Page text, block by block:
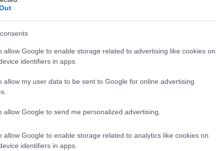
allow Google to enable storage related to advertising like cookies on
identifiers in apps.
allow my user data to be sent to Google for online advertising
allow Google to send me personalized advertising.
allow Google to enable storage related to analytics like cookies on
identifiers in apps.
του CHP Μουράτ Εμίρ αποκάλυψε
περιλαμβάνεται στη λίστα ισοτιμίας του
Εκπαίδευσης (YÖK). Προκάλεσε μάλιστα
επίσημο έγγραφο αναγνώρισης,
Εξωτερικών και το Κέντρο
λόγο για «εκστρατεία λάσπης» από το
μάλιστα έγγραφο του YÖK που,
επιβεβαιώνει τη νομιμότητα των τίτλων